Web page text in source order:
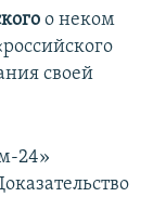
о неком
своей
24»